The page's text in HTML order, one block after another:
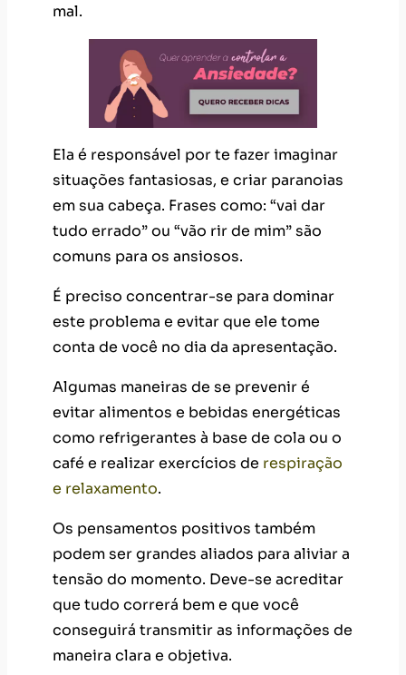
mal.
Ela é responsável por te fazer imaginar
situações fantasiosas, e criar paranoias
em sua cabeça. Frases como: “vai dar
tudo errado” ou “vão rir de mim” são
comuns para os ansiosos.
É preciso concentrar-se para dominar
este problema e evitar que ele tome
conta de você no dia da apresentação.
Algumas maneiras de se prevenir é
evitar alimentos e bebidas energéticas
como refrigerantes à base de cola ou o
café e realizar exercícios de respiração
e relaxamento.
Os pensamentos positivos também
podem ser grandes aliados para aliviar a
tensão do momento. Deve-se acreditar
que tudo correrá bem e que você
conseguirá transmitir as informações de
maneira clara e objetiva.